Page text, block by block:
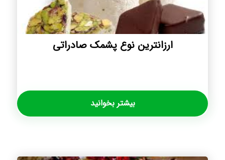
ارزانترین نوع پشمک صادراتی
بیشتر بخوانید